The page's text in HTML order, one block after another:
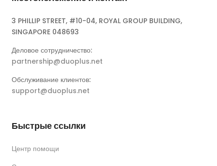
3 PHILLIP STREET, #10-04, ROYAL GROUP BUILDING,
SINGAPORE 048693
Деловое сотрудничество:
partnership@duoplus.net
Обслуживание клиентов:
support@duoplus.net
Быстрые ссылки
Центр помощи